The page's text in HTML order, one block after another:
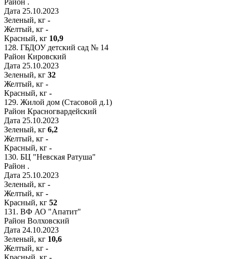
Район .
Дата 25.10.2023
Зеленый, кг -
Желтый, кг -
Красный, кг 10,9
128. ГБДОУ детский сад № 14
Район Кировский
Дата 25.10.2023
Зеленый, кг 32
Желтый, кг -
Красный, кг -
129. Жилой дом (Стасовой д.1)
Район Красногвардейский
Дата 25.10.2023
Зеленый, кг 6,2
Желтый, кг -
Красный, кг -
130. БЦ "Невская Ратуша"
Район .
Дата 25.10.2023
Зеленый, кг -
Желтый, кг -
Красный, кг 52
131. ВФ АО "Апатит"
Район Волховский
Дата 24.10.2023
Зеленый, кг 10,6
Желтый, кг -